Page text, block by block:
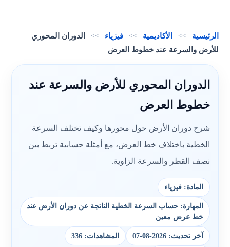
الرئيسية >> الأكاديمية >> فيزياء >>
الدوران المحوري
للأرض والسرعة عند خطوط العرض
الدوران المحوري للأرض والسرعة عند
خطوط العرض
شرح دوران الأرض حول محورها وكيف تختلف السرعة
الخطية باختلاف خط العرض، مع أمثلة حسابية تربط بين
نصف القطر والسرعة الزاوية.
المادة: فيزياء
المهارة: حساب السرعة الخطية الناتجة عن دوران الأرض عند
خط عرض معين
آخر تحديث: 2026-08-07 المشاهدات: 336